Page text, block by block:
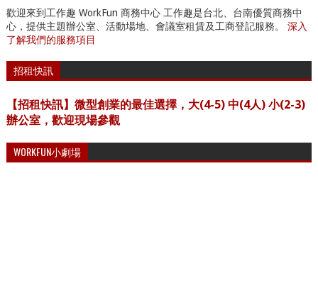
歡迎來到工作趣 WorkFun 商務中心 工作趣是台北、台南優質商務中
心，提供主題辦公室、活動場地、會議室租賃及工商登記服務。 深入
了解我們的服務項目
招租快訊
【招租快訊】微型創業的最佳選擇，大(4-5) 中(4人) 小(2-3)
辦公室，歡迎現場參觀
WORKFUN小劇場